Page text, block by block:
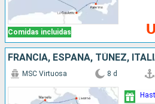
Comidas incluidas
FRANCIA, ESPAÑA, TÚNEZ,
MSC Virtuosa 8 d